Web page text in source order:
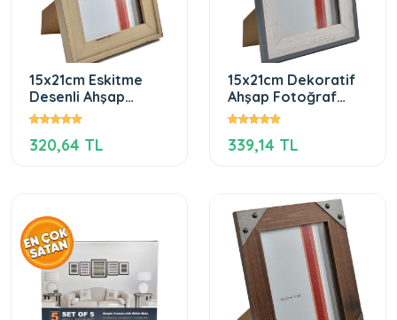
15x21cm Eskitme
Desenli Ahşap
Fotoğraf Çerçevesi
320,64 TL
15x21cm Dekoratif
Ahşap Fotoğraf
Çerçevesi
339,14 TL